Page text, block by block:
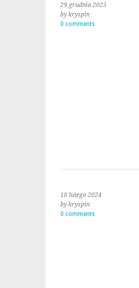
29 grudnia 2025
by kryspin
0 comments
18 lutego 2024
by kryspin
0 comments